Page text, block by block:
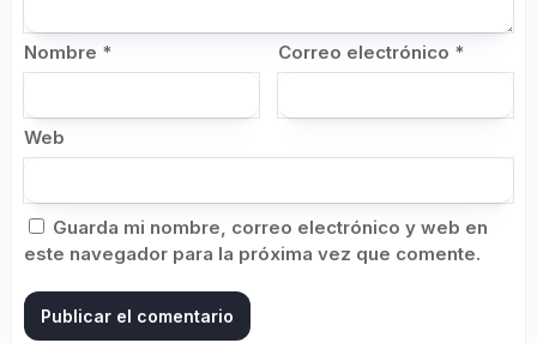
Nombre * Correo electrónico *
Web
Guarda mi nombre, correo electrónico y web en
este navegador para la próxima vez que comente.